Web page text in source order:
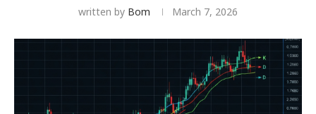
written by Bom March 7, 2026